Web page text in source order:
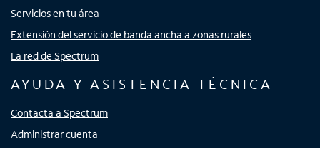
Servicios en tu área
Extensión del servicio de banda ancha a zonas rurales
La red de Spectrum
AYUDA Y ASISTENCIA TÉCNICA
Contacta a Spectrum
Administrar cuenta